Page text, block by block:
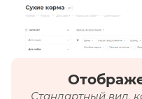
Стандартный вид,